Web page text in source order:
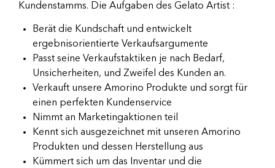
Kundenstamms. Die Aufgaben des Gelato Artist :
Berät die Kundschaft und entwickelt
ergebnisorientierte Verkaufsargumente
Passt seine Verkaufstaktiken je nach Bedarf,
Unsicherheiten, und Zweifel des Kunden an.
Verkauft unsere Amorino Produkte und sorgt für
einen perfekten Kundenservice
Nimmt an Marketingaktionen teil
Kennt sich ausgezeichnet mit unseren Amorino
Produkten und dessen Herstellung aus
Kümmert sich um das Inventar und die